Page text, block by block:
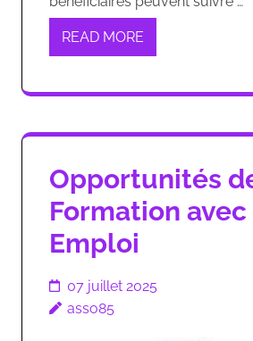
READ MORE
Opportunités
Formation
Emploi
07 juillet 2025
asso85